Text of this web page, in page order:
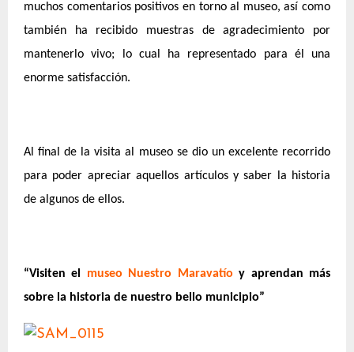
muchos comentarios positivos en torno al museo, así como
también ha recibido muestras de agradecimiento por
mantenerlo vivo; lo cual ha representado para él una
enorme satisfacción.
Al final de la visita al museo se dio un excelente recorrido
para poder apreciar aquellos artículos y saber la historia
de algunos de ellos.
“Visiten el museo Nuestro Maravatío y aprendan más
sobre la historia de nuestro bello municipio”